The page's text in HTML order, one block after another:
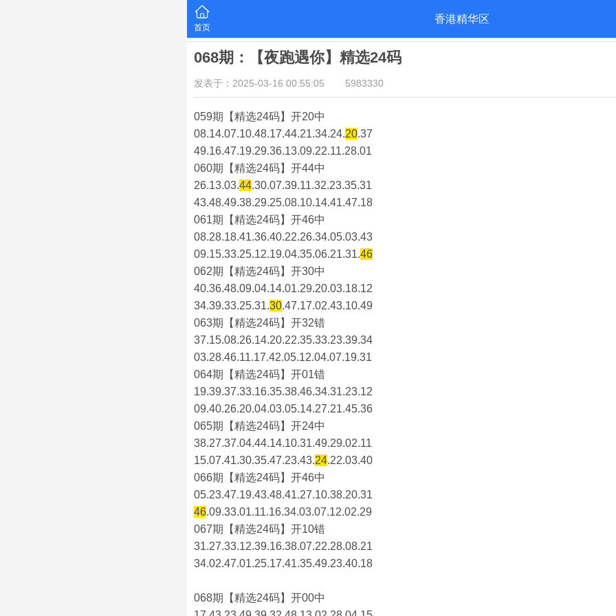
首页
香港精华区
068期：【夜跑遇你】精选24码
发表于：2025-03-16 00:55:05 5983330
059期【精选24码】开20中
08.14.07.10.48.17.44.21.34.24.20.37
49.16.47.19.29.36.13.09.22.11.28.01
060期【精选24码】开44中
26.13.03.44.30.07.39.11.32.23.35.31
43.48.49.38.29.25.08.10.14.41.47.18
061期【精选24码】开46中
08.28.18.41.36.40.22.26.34.05.03.43
09.15.33.25.12.19.04.35.06.21.31.46
062期【精选24码】开30中
40.36.48.09.04.14.01.29.20.03.18.12
34.39.33.25.31.30.47.17.02.43.10.49
063期【精选24码】开32错
37.15.08.26.14.20.22.35.33.23.39.34
03.28.46.11.17.42.05.12.04.07.19.31
064期【精选24码】开01错
19.39.37.33.16.35.38.46.34.31.23.12
09.40.26.20.04.03.05.14.27.21.45.36
065期【精选24码】开24中
38.27.37.04.44.14.10.31.49.29.02.11
15.07.41.30.35.47.23.43.24.22.03.40
066期【精选24码】开46中
05.23.47.19.43.48.41.27.10.38.20.31
46.09.33.01.11.16.34.03.07.12.02.29
067期【精选24码】开10错
31.27.33.12.39.16.38.07.22.28.08.21
34.02.47.01.25.17.41.35.49.23.40.18
068期【精选24码】开00中